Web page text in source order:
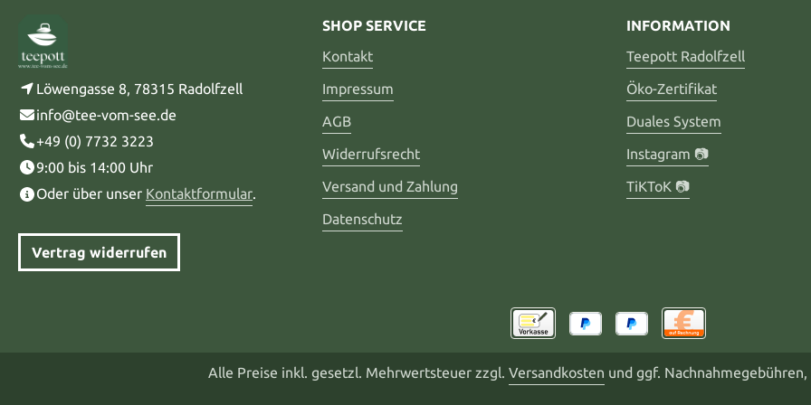
Löwengasse 8, 78315 Radolfzell
info@tee-vom-see.de
+49 (0) 7732 3223
9:00 bis 14:00 Uhr
Oder über unser Kontaktformular.
Vertrag widerrufen
SHOP SERVICE
Kontakt
Impressum
AGB
Widerrufsrecht
Versand und Zahlung
Datenschutz
INFORMATION
Teepott Radolfzell
Öko-Zertifikat
Duales System
Instagram 📷
TiKToK 📷
Alle Preise inkl. gesetzl. Mehrwertsteuer zzgl. Versandkosten und ggf.